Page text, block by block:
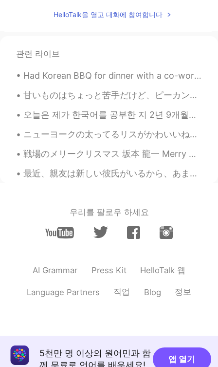
EN
satoshi
JP
何の歌ですか？🤔
Poさん 포상 2019.10.27 13:44
EN
JP EN
この歌が知ってますか？
2019.10.27 13:20
JP EN
HelloTalk을 열고 대화에 참여합니다
관련 라이브
Had Korean BBQ for dinner with a co-worker after work 😋😋😋 tired but I’m ok 😃 #Genkoreanbbq #kore...
甘いものはちょっと苦手だけど、ピーカンパイが大好きです。あまり甘くなくて香りと味が大好きです。夢で見ました。たぶん、寝ながら、誰かが私の鼻の近くにピーカンパイを置いました。笑 外で、ピーカンパ...
오늘은 제가 한국어를 공부한 지 2년 9개월이 되는 날입니다. Today marks my 2 year and 9th month of studying Korean 🥳🥳🥳 Ctto~
ニューヨークの太ってるリスがかわいいね！ 友達はリスの写真を撮ってる私の写真を撮りました。笑 Does it make any sense? My friend took a photo o...
戦場のメリークリスマス 坂本 龍一 Merry Christmas Mr. Lawrence by Ryuichi Sakamoto I tried my best to play thi...
最近、親友は新しい彼氏がいるから、あまり話せないです。🥲私も幸せですが以前は毎日話してました。そして、新しい彼氏さんは兵隊なので、時々、私は彼女に内輪ネタといってる時に彼は真面目すぎて、私は怖く...
우리를 팔로우 하세요
AI Grammar Press Kit HelloTalk 웹
Language Partners 직업 Blog 정보
5천만 명 이상의 원어민과 함
께 무료로 언어를 배우세요!
앱 열기